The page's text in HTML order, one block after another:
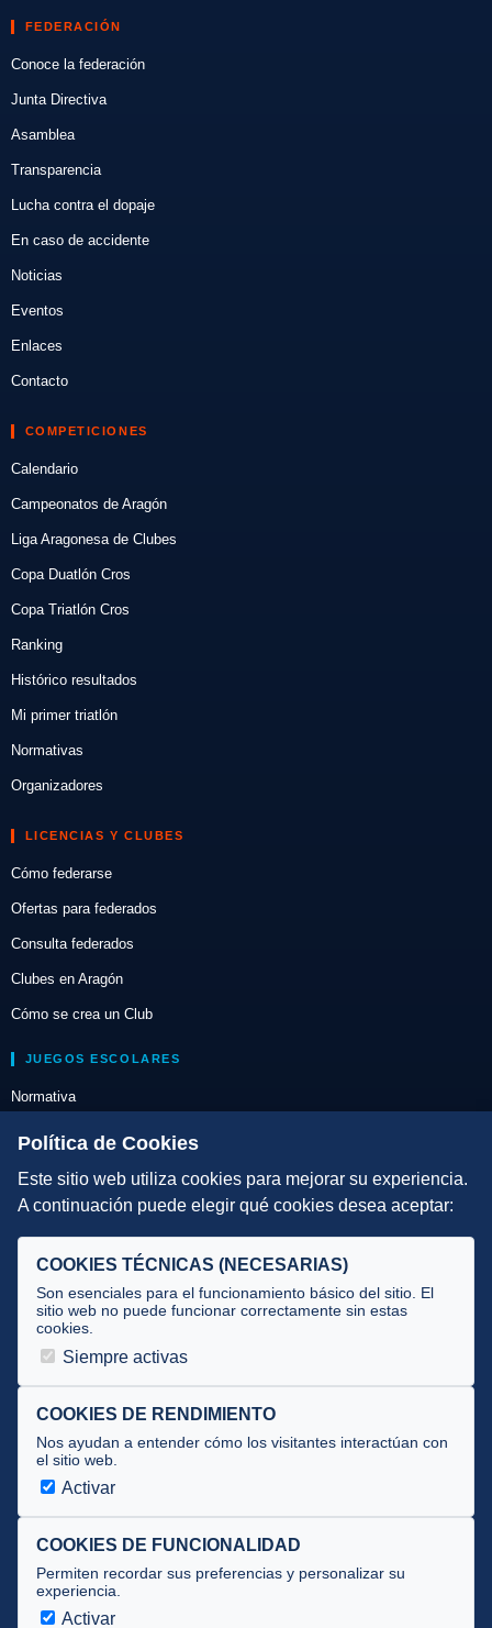
FEDERACIÓN
Conoce la federación
Junta Directiva
Asamblea
Transparencia
Lucha contra el dopaje
En caso de accidente
Noticias
Eventos
Enlaces
Contacto
COMPETICIONES
Calendario
Campeonatos de Aragón
Liga Aragonesa de Clubes
Copa Duatlón Cros
Copa Triatlón Cros
Ranking
Histórico resultados
Mi primer triatlón
Normativas
Organizadores
LICENCIAS Y CLUBES
Cómo federarse
Ofertas para federados
Consulta federados
Clubes en Aragón
Cómo se crea un Club
JUEGOS ESCOLARES
Normativa
Escuelas de Triatlón
DIRECCIÓN TÉCNICA
Selecciones
Tecnificación
JUECES Y OFICIALES
Documentos
Cursos
Circulares oficiales
Convocatorias y Equipaciones
Av. José Atarés 101, semisótano. 50018 Zaragoza
Política de Cookies
Este sitio web utiliza cookies para mejorar su experiencia.
A continuación puede elegir qué cookies desea aceptar:
COOKIES TÉCNICAS (NECESARIAS)
Son esenciales para el funcionamiento básico del sitio. El
sitio web no puede funcionar correctamente sin estas
cookies.
Siempre activas
COOKIES DE RENDIMIENTO
Nos ayudan a entender cómo los visitantes interactúan con
el sitio web.
Activar
COOKIES DE FUNCIONALIDAD
Permiten recordar sus preferencias y personalizar su
experiencia.
Activar